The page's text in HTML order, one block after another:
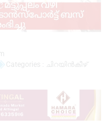
Categories : ചിറയിൻകീഴ്